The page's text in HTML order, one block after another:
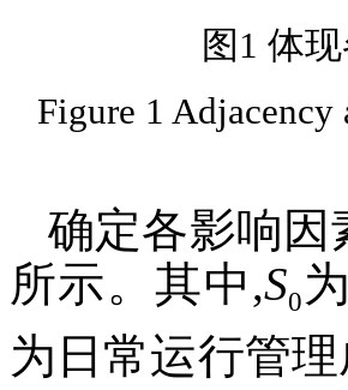
图1 体
Figure 1
确定各影响因
所示。其中,S0
为日常运行管